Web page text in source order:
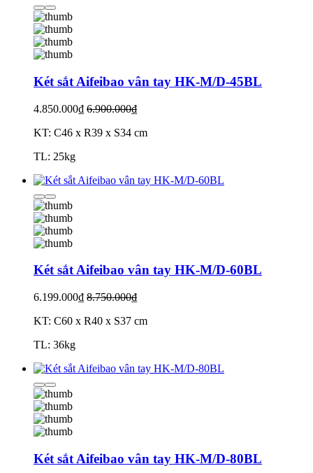
Két sắt Aifeibao vân tay HK-M/D-45BL
4.850.000₫ 6.900.000₫
KT: C46 x R39 x S34 cm
TL: 25kg
Két sắt Aifeibao vân tay HK-M/D-60BL
6.199.000₫ 8.750.000₫
KT: C60 x R40 x S37 cm
TL: 36kg
Két sắt Aifeibao vân tay HK-M/D-80BL